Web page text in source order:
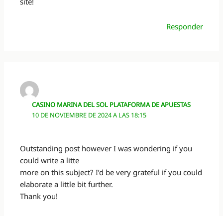
Responder
CASINO MARINA DEL SOL PLATAFORMA DE APUESTAS
10 DE NOVIEMBRE DE 2024 A LAS 18:15
Outstanding post however I was wondering if you
could write a litte
more on this subject? I’d be very grateful if you could
elaborate a little bit further.
Thank you!